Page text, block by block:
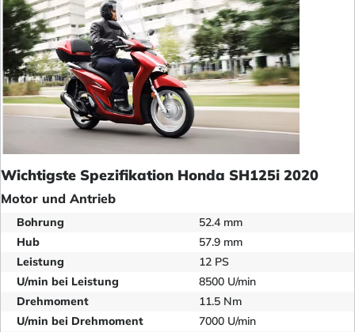
Wichtigste Spezifikation Honda SH125i 2020
Motor und Antrieb
Bohrung
52.4 mm
Hub
57.9 mm
Leistung
12 PS
U/min bei Leistung
8500 U/min
Drehmoment
11.5 Nm
U/min bei Drehmoment
7000 U/min